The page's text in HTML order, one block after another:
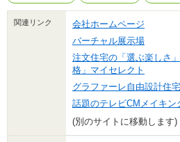
関連リンク
会社ホームページ
バーチャル展示場
注文住宅の「選ぶ楽しさ
格」マイセレクト
グラファーレ自由設計住宅
話題のテレビCMメイキン
(別のサイトに移動します)